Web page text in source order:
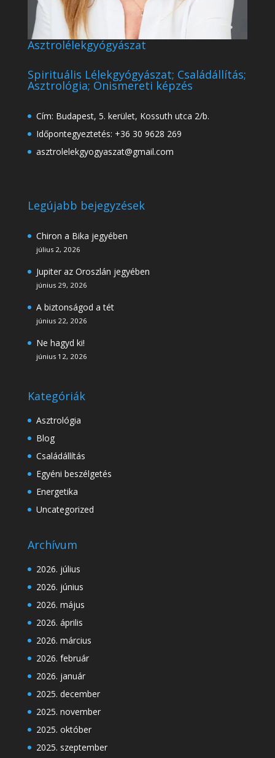
Asztrolélekgyógyászat
Spirituális Lélekgyógyászat; Családállítás;
Asztrológia; Önismereti képzés
Cím: Budapest, 5. kerület, Kossuth utca 2/b.
Időpontegyeztetés: +36 30 9628 269
asztrolelekgyogyaszat@gmail.com
Legújabb bejegyzések
Chiron a Bika jegyében
július 2, 2026
Jupiter az Oroszlán jegyében
június 29, 2026
A biztonságod a tét
június 22, 2026
Ne hagyd ki!
június 12, 2026
Kategóriák
Asztrológia
Blog
Családállítás
Egyéni beszélgetés
Energetika
Uncategorized
Archívum
2026. július
2026. június
2026. május
2026. április
2026. március
2026. február
2026. január
2025. december
2025. november
2025. október
2025. szeptember